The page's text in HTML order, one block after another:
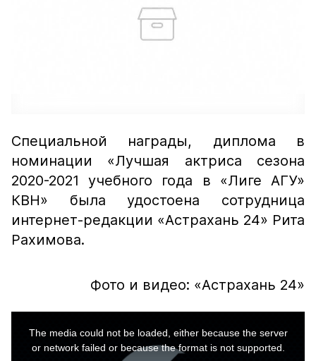
Специальной награды, диплома в
номинации «Лучшая актриса сезона
2020-2021 учебного года в «Лиге АГУ»
КВН» была удостоена сотрудница
интернет-редакции «Астрахань 24» Рита
Рахимова.
Фото и видео: «Астрахань 24»
The media could not be loaded, either because the server
or network failed or because the format is not supported.